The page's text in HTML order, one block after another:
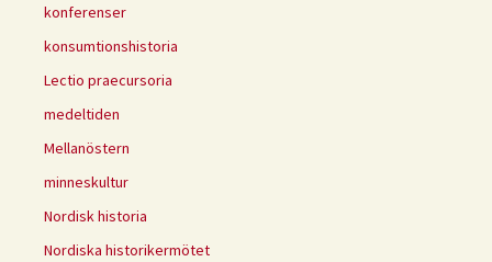
konferenser
konsumtionshistoria
Lectio praecursoria
medeltiden
Mellanöstern
minneskultur
Nordisk historia
Nordiska historikermötet